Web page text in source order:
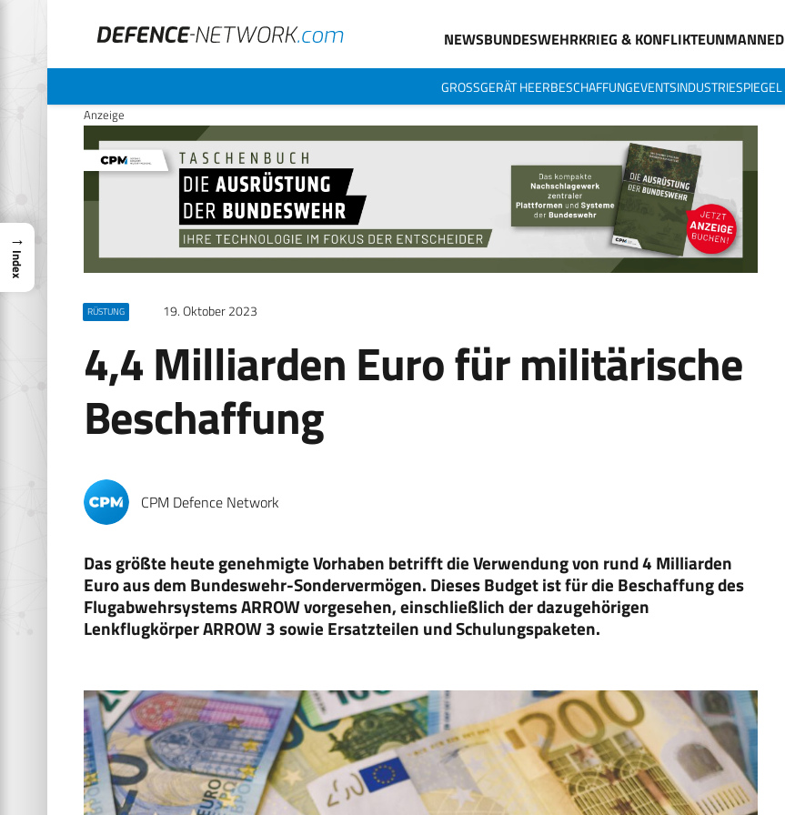
NEWSBUNDESWEHRKRIEG & KONFLIKTEUNMANNED
GROSSGERÄT HEERBESCHAFFUNGEVENTSINDUSTRIESPIEGEL
Anzeige
RÜSTUNG 19. Oktober 2023
4,4 Milliarden Euro für militärische
Beschaffung
CPM Defence Network
Das größte heute genehmigte Vorhaben betrifft die Verwendung von rund 4 Milliarden
Euro aus dem Bundeswehr-Sondervermögen. Dieses Budget ist für die Beschaffung des
Flugabwehrsystems ARROW vorgesehen, einschließlich der dazugehörigen
Lenkflugkörper ARROW 3 sowie Ersatzteilen und Schulungspaketen.
→
Index